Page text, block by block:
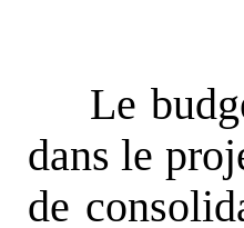
Le
dans le
de